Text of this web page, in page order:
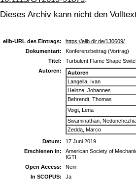
Dieses Archiv kann nicht den
elib-URL des Eintrags:
https://elib.dlr.de/130609/
Dokumentart:
Konferenzbeitrag (Vortrag)
Titel:
Turbulent Flame Shape
Autoren:
Autoren
Langella, Ivan
Heinze, Johannes
Behrendt, Thomas
Voigt, Lena
Swaminathan,
Zedda, Marco
Datum:
17 Juni 2019
Erschienen in:
American Society of
IGTI
Open Access:
Nein
In SCOPUS:
Ja